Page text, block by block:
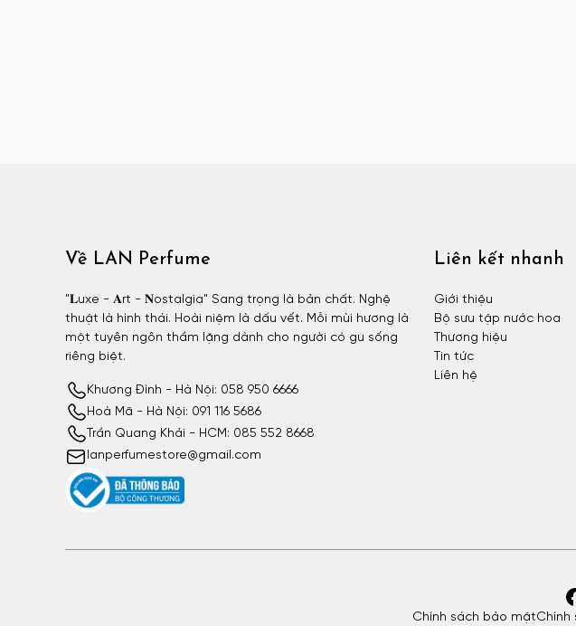
Về LAN Perfume
"𝐋uxe - 𝐀rt - 𝐍ostalgia" Sang trọng là bản chất. Nghệ
thuật là hình thái. Hoài niệm là dấu vết. Mỗi mùi hương là
một tuyên ngôn thầm lặng dành cho người có gu sống
riêng biệt.
Khương Đình - Hà Nội: 058 950 6666
Hoà Mã - Hà Nội: 091 116 5686
Trần Quang Khải - HCM: 085 552 8668
lanperfumestore@gmail.com
Liên kết nhanh
Giới thiệu
Bộ sưu tập nước hoa
Thương hiệu
Tin tức
Liên hệ
Chính sách bảo mậtChính